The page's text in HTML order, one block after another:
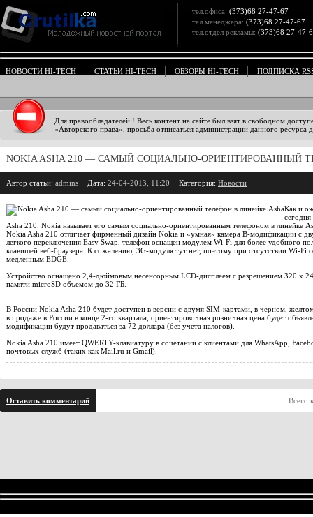
тел.офиса: (373)68 27-47-67
тел.менеджера: (373)68 27-47-67
тел.отдел рекламы: (373)68 27-47-
НОВОСТИ HI-TECH СТАТЬИ HI-TECH ОБЗОРЫ HI-TECH ПОДПИСКА
Для правообладателей ! Весь контент на сайте был взят в свободном
«Авторского права», просьба отписаться администрации данного ресурса
NOKIA ASHA 210 — САМЫЙ СОЦИАЛЬНО-ОРИЕНТИРОВАННЫЙ
Автор статьи: admins Дата: 24-04-2013, 11:20 Категория: Новости
Как и
Asha 210. Nokia называет его самым социально-ориентированным телефоном в линейке
Nokia Asha 210 отличает фирменный дизайн Nokia и «умная» камера В-модификации с
легкого переключения Easy Swap, телефон оснащен модулем Wi-Fi для более удобного
клавишей веб-браузера. К сожалению, 3G-модуля тут нет, поэтому при отсутствии Wi-Fi
медленным EDGE.
Устройство оснащено 2,4-дюймовым несенсорным LCD-дисплеем с разрешением 320 х
памяти microSD объемом до 32 ГБ.
В России Nokia Asha 210 будет доступен в версии с двумя SIM-картами, в черном,
в продаже в России в конце 2-го квартала, ориентировочная розничная цена будет
модификации будут продаваться за 72 доллара (без учета налогов).
Nokia Asha 210 имеет QWERTY-клавиатуру в сочетании с клиентами для WhatsApp,
почтовых служб (таких как Mail.ru и Gmail).
Оставить комментарий Всего